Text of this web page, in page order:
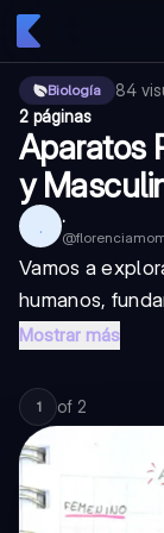
Biología 84
2 páginas
Aparatos
y
. .
@
Vamos a
humanos,
Mostrar más
1 of 2